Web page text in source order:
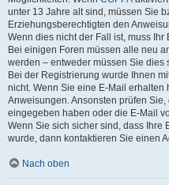
unter 13 Jahre alt sind, müssen Sie
Erziehungsberechtigten den
Wenn dies nicht der Fall ist, muss
Bei einigen Foren müssen alle neu
werden – entweder müssen Sie dies
Bei der Registrierung wurde Ihnen
nicht. Wenn Sie eine E-Mail
Anweisungen. Ansonsten prüfen
eingegeben haben oder die E-Mail
Wenn Sie sich sicher sind, dass Ihre
wurde, dann kontaktieren Sie einen
Nach oben